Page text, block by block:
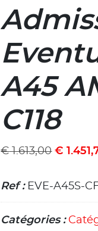
A45
C118
€1.613,00 €
Ref : EVE-A45S-
Catégories :